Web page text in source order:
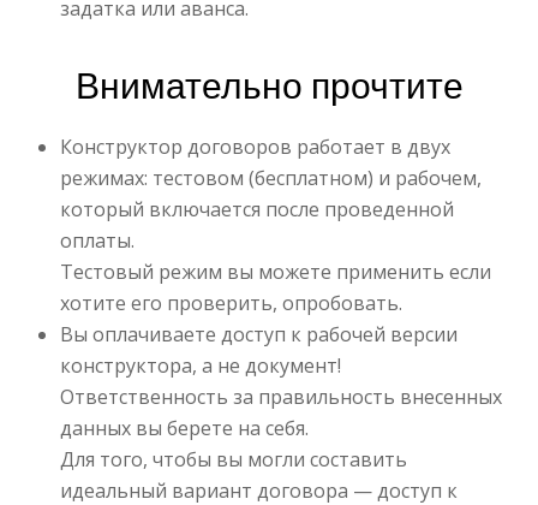
задатка или аванса.
Внимательно прочтите
Конструктор договоров работает в двух
режимах: тестовом (бесплатном) и рабочем,
который включается после проведенной
оплаты.
Тестовый режим вы можете применить если
хотите его проверить, опробовать.
Вы оплачиваете доступ к рабочей версии
конструктора, а не документ!
Ответственность за правильность внесенных
данных вы берете на себя.
Для того, чтобы вы могли составить
идеальный вариант договора — доступ к